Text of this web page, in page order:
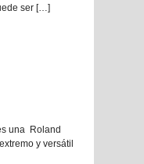
ser […]
una Roland
y versátil